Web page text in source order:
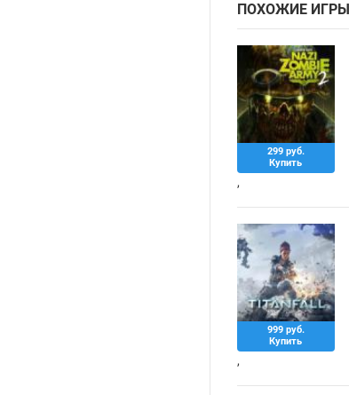
ПОХОЖИЕ ИГРЫ
299 руб.
Купить
,
999 руб.
Купить
,